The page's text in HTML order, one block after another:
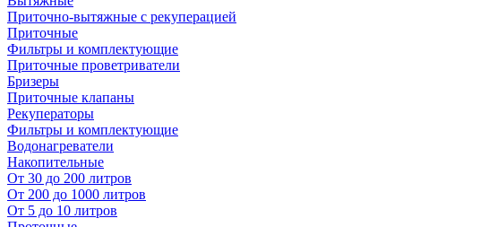
Приточно-вытяжные с рекуперацией
Приточные
Фильтры и комплектующие
Приточные проветриватели
Бризеры
Приточные клапаны
Рекуператоры
Фильтры и комплектующие
Водонагреватели
Накопительные
От 30 до 200 литров
От 200 до 1000 литров
От 5 до 10 литров